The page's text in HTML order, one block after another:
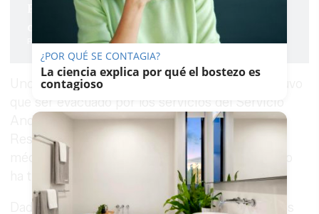
Puerto: una moto y varias lanchas acaban
calcinadas
Patricia Merello
Uno de los afectados, un hombre de 29 años, tuvo
que ser evacuado por los servicios del Servicio
Andaluz de Salud (SAS) al hospital de Alta
Resolución de La Janda para recibir atención
médica. El estado del resto de los intoxicados no
ha trascendido.
Dado que varias viviendas quedaron inhabitables
¿POR QUÉ SE CONTAGIA?
La ciencia explica por qué el bostezo es
contagioso